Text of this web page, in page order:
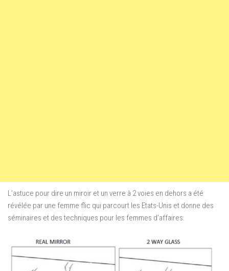
L’astuce pour dire un miroir et un verre à 2 voies en dehors a été
révélée par une femme flic qui parcourt les Etats-Unis et donne des
séminaires et des techniques pour les femmes d’affaires.